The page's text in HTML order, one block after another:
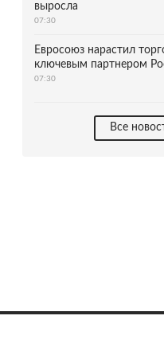
выросла
07:30
Евросоюз нарастил
ключевым партнером
07:30
Все